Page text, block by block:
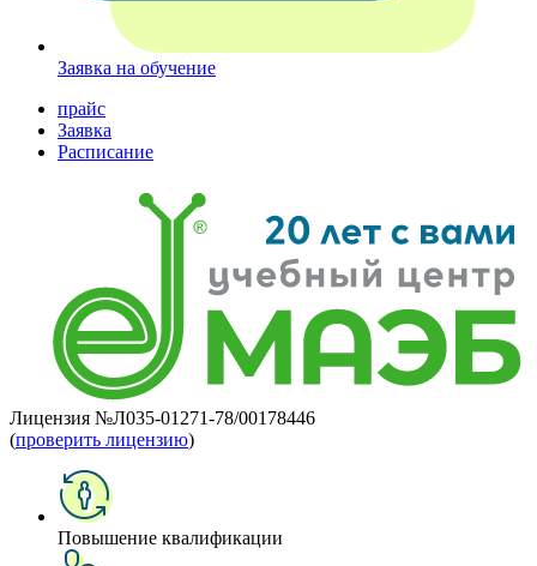
Заявка на обучение
прайс
Заявка
Расписание
Лицензия №Л035-01271-78/00178446
(проверить лицензию)
Повышение квалификации